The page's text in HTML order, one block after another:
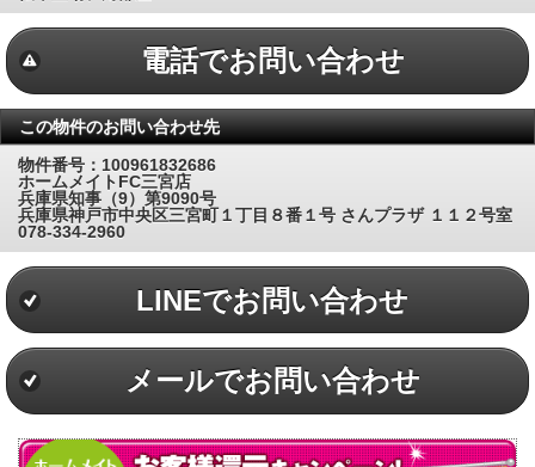
電話でお問い合わせ
この物件のお問い合わせ先
物件番号：100961832686
ホームメイトFC三宮店
兵庫県知事（9）第9090号
兵庫県神戸市中央区三宮町１丁目８番１号 さんプラザ １１２号室
078-334-2960
LINEでお問い合わせ
メールでお問い合わせ